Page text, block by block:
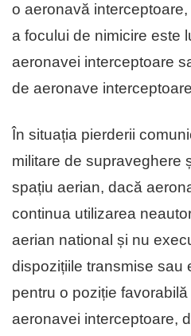
o aeronavă
a focului de nimicire este
aeronavei interceptoare
de aeronave
În situația pierderii
militare de supraveghere
spațiu aerian, dacă
continua utilizarea
aerian national și nu
dispozițiile transmise sau
pentru o poziție
aeronavei interceptoare,